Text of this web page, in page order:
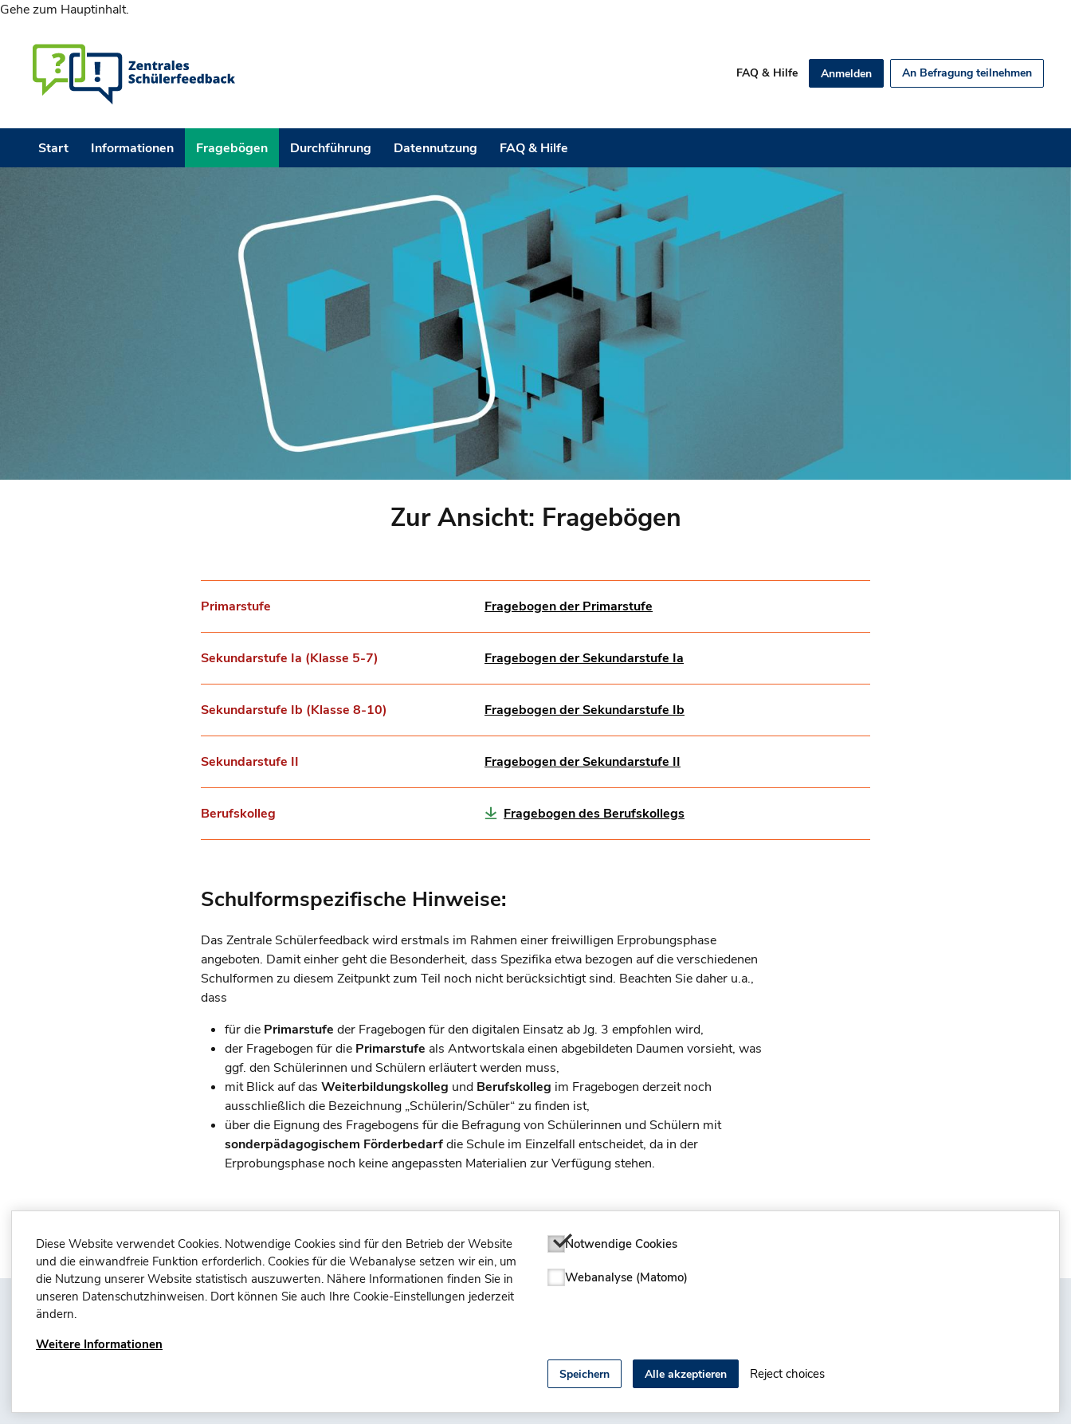
Gehe zum Hauptinhalt.
FAQ & Hilfe Anmelden An Befragung teilnehmen
Start Informationen Fragebögen Durchführung Datennutzung FAQ & Hilfe
Zur Ansicht: Fragebögen
Primarstufe Fragebogen der Primarstufe
Sekundarstufe Ia (Klasse 5-7) Fragebogen der Sekundarstufe Ia
Sekundarstufe Ib (Klasse 8-10) Fragebogen der Sekundarstufe Ib
Sekundarstufe II Fragebogen der Sekundarstufe II
Berufskolleg Fragebogen des Berufskollegs
Schulformspezifische Hinweise:
Das Zentrale Schülerfeedback wird erstmals im Rahmen einer freiwilligen Erprobungsphase
angeboten. Damit einher geht die Besonderheit, dass Spezifika etwa bezogen auf die verschiedenen
Schulformen zu diesem Zeitpunkt zum Teil noch nicht berücksichtigt sind. Beachten Sie daher u.a.,
dass
für die Primarstufe der Fragebogen für den digitalen Einsatz ab Jg. 3 empfohlen wird,
der Fragebogen für die Primarstufe als Antwortskala einen abgebildeten Daumen vorsieht, was
ggf. den Schülerinnen und Schülern erläutert werden muss,
mit Blick auf das Weiterbildungskolleg und Berufskolleg im Fragebogen derzeit noch
ausschließlich die Bezeichnung „Schülerin/Schüler“ zu finden ist,
über die Eignung des Fragebogens für die Befragung von Schülerinnen und Schülern mit
sonderpädagogischem Förderbedarfdie Schule im Einzelfall entscheidet, da in der
Erprobungsphase noch keine angepassten Materialien zur Verfügung stehen.
Diese Website verwendet Cookies. Notwendige Cookies sind für den Betrieb der Website
und die einwandfreie Funktion erforderlich. Cookies für die Webanalyse setzen wir ein, um
die Nutzung unserer Website statistisch auszuwerten. Nähere Informationen finden Sie in
unseren Datenschutzhinweisen. Dort können Sie auch Ihre Cookie-Einstellungen jederzeit
ändern.
Weitere Informationen
Notwendige Cookies
Webanalyse (Matomo)
Speichern Alle akzeptieren Reject choices